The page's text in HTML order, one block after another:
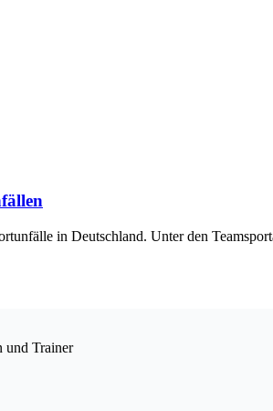
in Deutschland. Unter den
und Trainer